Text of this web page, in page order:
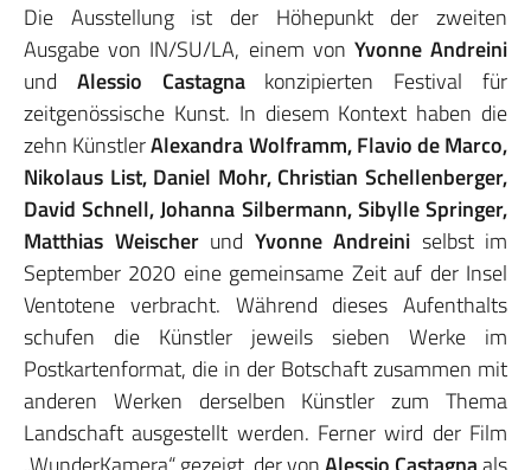
Die Ausstellung ist der Höhepunkt der zweiten
Ausgabe von IN/SU/LA, einem von Yvonne Andreini
und Alessio Castagnakonzipierten Festival für
zeitgenössische Kunst. In diesem Kontext haben die
zehn KünstlerAlexandra Wolframm, Flavio de Marco,
Nikolaus List, Daniel Mohr, Christian Schellenberger,
David Schnell, Johanna Silbermann, Sibylle Springer,
Matthias Weischerund Yvonne Andreini selbst im
September 2020 eine gemeinsame Zeit auf der Insel
Ventotene verbracht. Während dieses Aufenthalts
schufen die Künstler jeweils sieben Werke im
Postkartenformat, die in der Botschaft zusammen mit
anderen Werken derselben Künstler zum Thema
Landschaft ausgestellt werden. Ferner wird der Film